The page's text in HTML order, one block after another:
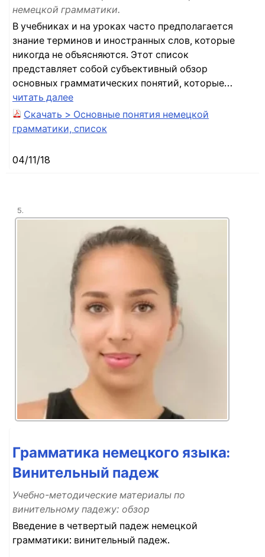
немецкой грамматики.
В учебниках и на уроках часто предполагается
знание терминов и иностранных слов, которые
никогда не объясняются. Этот список
представляет собой субъективный обзор
основных грамматических понятий, которые…
читать далее
Скачать > Основные понятия немецкой
грамматики, список
04/11/18
5.
Грамматика немецкого языка:
Винительный падеж
Учебно-методические материалы по
винительному падежу: обзор
Введение в четвертый падеж немецкой
грамматики: винительный падеж.